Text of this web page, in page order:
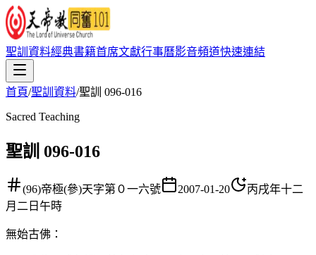
聖訓資料經典書籍首席文獻行事曆影音頻道快速連結
首頁/聖訓資料/聖訓 096-016
Sacred Teaching
聖訓 096-016
(96)帝極(參)天字第０一六號 2007-01-20
丙戌年十二
月二日午時
無始古佛 ：